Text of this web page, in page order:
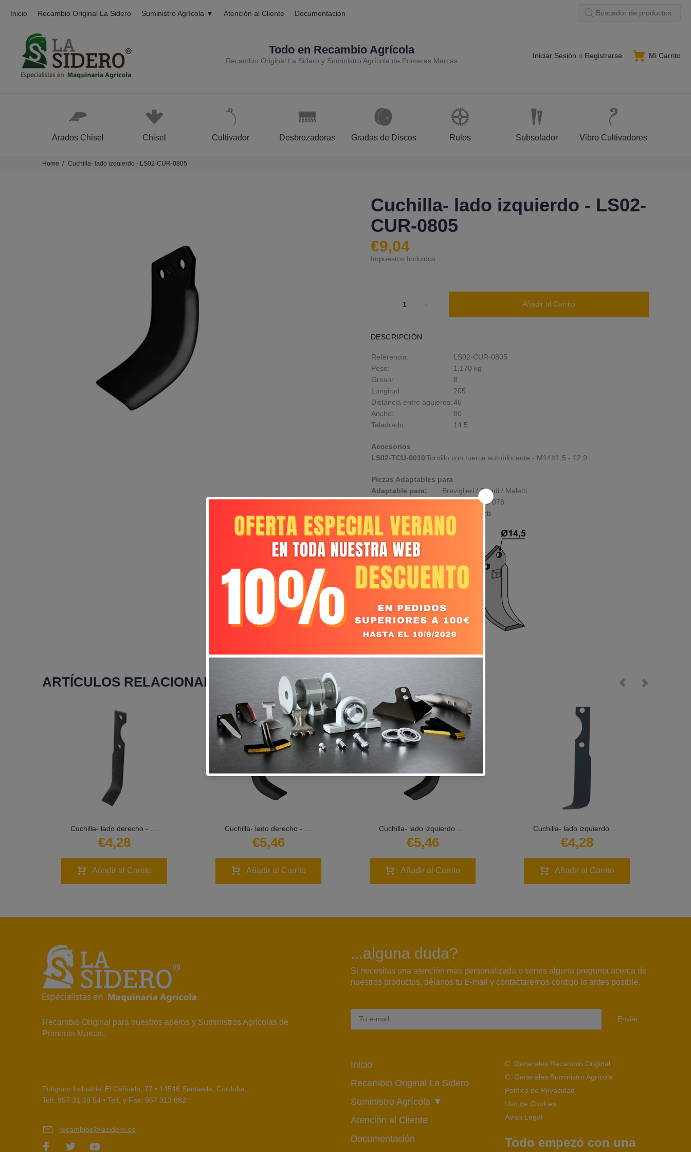
Inicio Recambio Original La Sidero Suministro Agrícola ▼ Atención al Cliente Documentación
Todo en Recambio Agrícola
Recambio Original La Sidero y Suministro Agrícola de Primeras Marcas
Iniciar Sesión o Registrarse Mi Carrito
Arados Chisel Chisel Cultivador Desbrozadoras Gradas de Discos Rulos Subsolador Vibro Cultivadores
Home Cuchilla- lado izquierdo - LS02-CUR-0805
Cuchilla- lado izquierdo - LS02-
CUR-0805
€9,04
Impuestos Incluidos.
Añadir al Carrito
DESCRIPCIÓN
Referencia:
LS02-CUR-0805
Peso:
1,170 kg
Grosor:
8
Longitud:
205
Distancia entre agujeros:46
Ancho:
80
Taladrado:
14,5
Accesorios
LS02-TCU-0010Tornillo con tuerca autoblocante - M14X1,5 - 12,9
Piezas Adaptables para
Adaptable para:
Breviglieri / Dondi / Maletti
Referencia Original:30329S | 0500 078
Breviglieri | Maletti
ARTÍCULOS RELACIONADOS
€4,28
Añadir al Carrito
€5,46
Añadir al Carrito
€5,46
Añadir al Carrito
€4,28
Añadir al Carrito
Recambio Original para nuestros aperos y Suministros Agrícolas de
Primeras Marcas.
Polígono Industrial El Cañuelo, 77 • 14546 Santaella, Córdoba
Telf. 957 31 38 54 • Telf. y Fax: 957 313 882
recambios@lasidero.es
...alguna duda?
Si necesitas una atención más personalizada o tienes alguna pregunta acerca de
nuestros productos, déjanos tu E-mail y contactaremos contigo lo antes posible.
Enviar
Inicio
Recambio Original La Sidero
Suministro Agrícola ▼
Atención al Cliente
Documentación
C. Generales Recambio Original
C. Generales Suministro Agrícola
Política de Privacidad
Uso de Cookies
Aviso Legal
Todo empezó con una